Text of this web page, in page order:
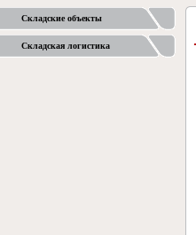
Складские объекты
Складская логистика